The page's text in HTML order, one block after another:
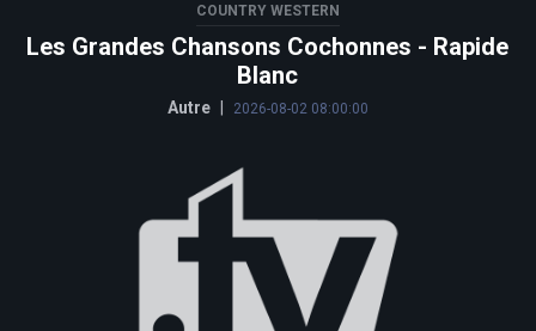
COUNTRY WESTERN
Les Grandes Chansons Cochonnes - Rapide
Blanc
Autre 2026-08-02 08:00:00